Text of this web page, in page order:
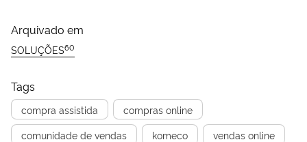
Arquivado em
SOLUÇÕES60
Tags
compra assistida
compras online
comunidade de vendas
komeco vendas online